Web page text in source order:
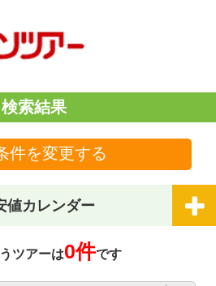
検索結果
件を変更する
値カレンダー
ツアーは0件です